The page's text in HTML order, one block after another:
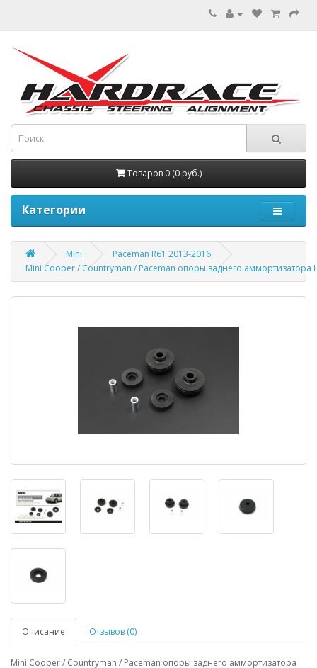
Товаров 0 (0 руб.)
Категории
Mini
Paceman R61 2013-2016
Mini Cooper / Countryman / Paceman опоры заднего аммортизатора
Описание Отзывов (0)
Mini Cooper / Countryman / Paceman опоры заднего аммортизатора